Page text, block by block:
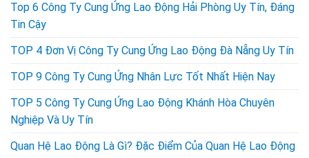
Top 6 Công Ty Cung Ứng Lao Động Hải Phòng Uy Tín, Đáng
Tin Cậy
TOP 4 Đơn Vị Công Ty Cung Ứng Lao Động Đà Nẵng Uy Tín
TOP 9 Công Ty Cung Ứng Nhân Lực Tốt Nhất Hiện Nay
TOP 5 Công Ty Cung Ứng Lao Động Khánh Hòa Chuyên
Nghiệp Và Uy Tín
Quan Hệ Lao Động Là Gì? Đặc Điểm Của Quan Hệ Lao Động